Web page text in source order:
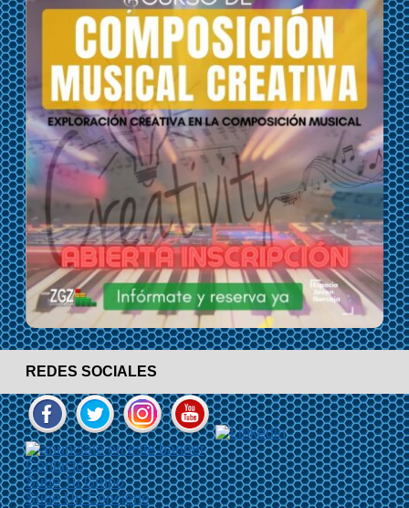
REDES SOCIALES
Contacto
Sube Tu Grupo
Sube Un Concierto